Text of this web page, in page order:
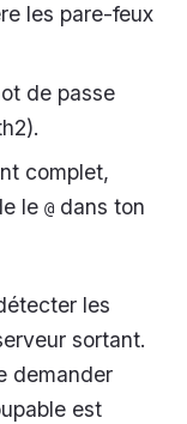
les pare-feux
de passe
complet,
le @ dans ton
les
sortant.
demander
est